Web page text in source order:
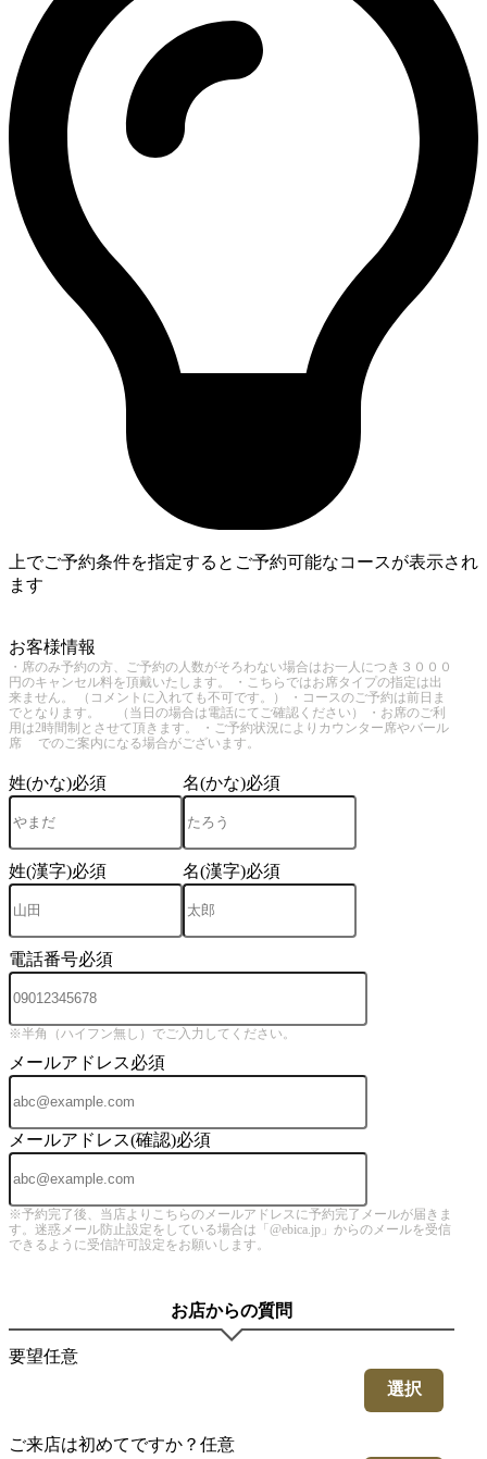
上でご予約条件を指定するとご予約可能なコースが表示され
ます
お客様情報
・席のみ予約の方、ご予約の人数がそろわない場合はお一人につき３０００
円のキャンセル料を頂戴いたします。 ・こちらではお席タイプの指定は出
来ません。 （コメントに入れても不可です。） ・コースのご予約は前日ま
でとなります。 （当日の場合は電話にてご確認ください） ・お席のご利
用は2時間制とさせて頂きます。 ・ご予約状況によりカウンター席やバール
席 でのご案内になる場合がございます。
姓(かな)必須 名(かな)必須
姓(漢字)必須 名(漢字)必須
電話番号必須
※半角（ハイフン無し）でご入力してください。
メールアドレス必須
メールアドレス(確認)必須
※予約完了後、当店よりこちらのメールアドレスに予約完了メールが届きま
す。迷惑メール防止設定をしている場合は「@ebica.jp」からのメールを受信
できるように受信許可設定をお願いします。
お店からの質問
要望任意
選択
ご来店は初めてですか？ 任意